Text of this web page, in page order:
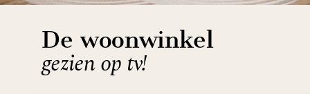
De woonwinkel
gezien op tv!